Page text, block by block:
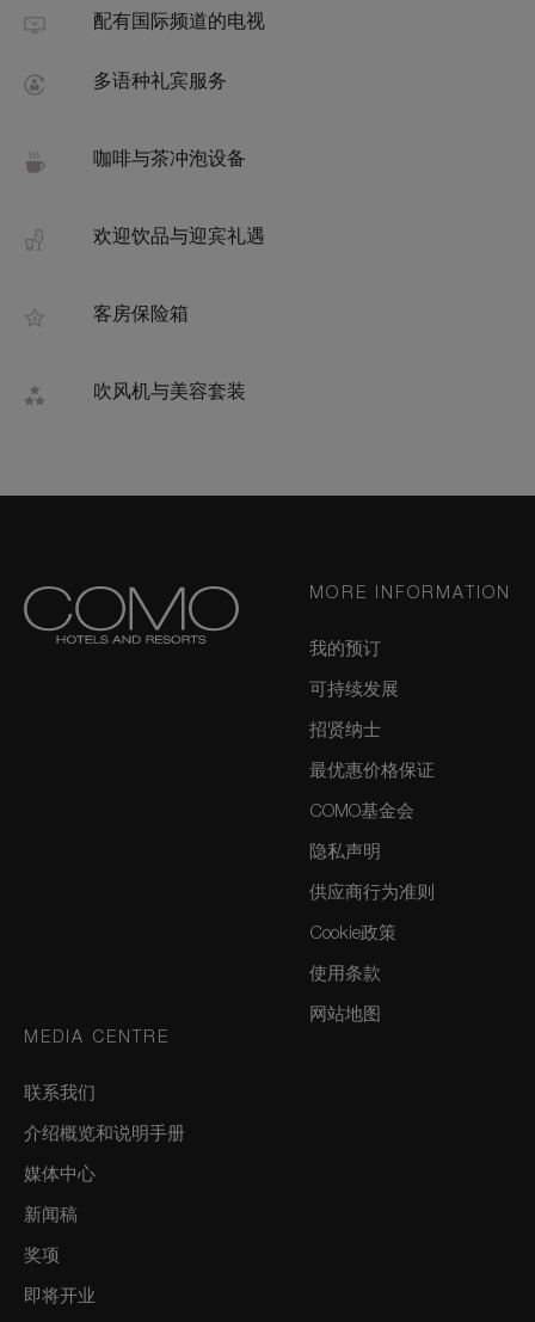
配有国际频道的电视
多语种礼宾服务
咖啡与茶冲泡设备
欢迎饮品与迎宾礼遇
客房保险箱
吹风机与美容套装
MORE INFORMATION
我的预订
可持续发展
招贤纳士
最优惠价格保证
COMO基金会
隐私声明
供应商行为准则
Cookie政策
使用条款
网站地图
MEDIA CENTRE
联系我们
介绍概览和说明手册
媒体中心
新闻稿
奖项
即将开业